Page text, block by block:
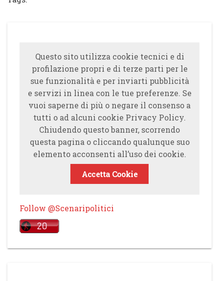
Questo sito utilizza cookie tecnici e di
profilazione propri e di terze parti per le
sue funzionalità e per inviarti pubblicità
e servizi in linea con le tue preferenze. Se
vuoi saperne di più o negare il consenso a
tutti o ad alcuni cookie Privacy Policy.
Chiudendo questo banner, scorrendo
questa pagina o cliccando qualunque suo
elemento acconsenti all’uso dei cookie.
Accetta Cookie
Follow @Scenaripolitici